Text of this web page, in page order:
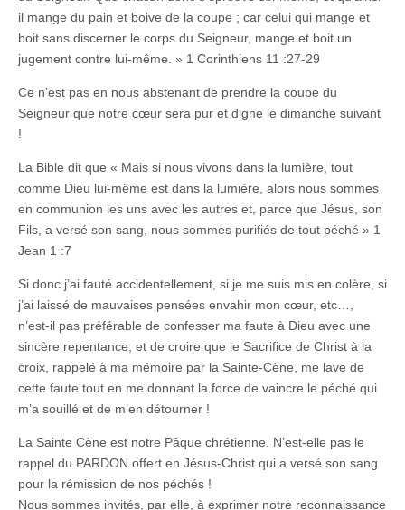
il mange du pain et boive de la coupe ; car celui qui mange et
boit sans discerner le corps du Seigneur, mange et boit un
jugement contre lui-même. » 1 Corinthiens 11 :27-29
Ce n’est pas en nous abstenant de prendre la coupe du
Seigneur que notre cœur sera pur et digne le dimanche suivant
!
La Bible dit que « Mais si nous vivons dans la lumière, tout
comme Dieu lui-même est dans la lumière, alors nous sommes
en communion les uns avec les autres et, parce que Jésus, son
Fils, a versé son sang, nous sommes purifiés de tout péché » 1
Jean 1 :7
Si donc j’ai fauté accidentellement, si je me suis mis en colère, si
j’ai laissé de mauvaises pensées envahir mon cœur, etc…,
n’est-il pas préférable de confesser ma faute à Dieu avec une
sincère repentance, et de croire que le Sacrifice de Christ à la
croix, rappelé à ma mémoire par la Sainte-Cène, me lave de
cette faute tout en me donnant la force de vaincre le péché qui
m’a souillé et de m’en détourner !
La Sainte Cène est notre Pâque chrétienne. N’est-elle pas le
rappel du PARDON offert en Jésus-Christ qui a versé son sang
pour la rémission de nos péchés !
Nous sommes invités, par elle, à exprimer notre reconnaissance